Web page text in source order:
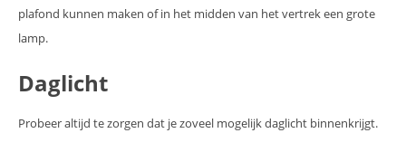
plafond kunnen maken of in het midden van het vertrek een grote
lamp.
Daglicht
Probeer altijd te zorgen dat je zoveel mogelijk daglicht binnenkrijgt.